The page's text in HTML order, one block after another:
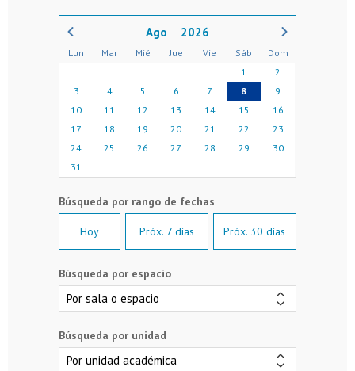
2026
Lun Mar Mié Jue Vie Sáb
Dom
1
2
3
4 5 6 7 8
9
10
11 12 13 14 15
16
17
18 19 20 21 22
23
24
25 26 27 28 29
30
31
Hoy Próx. 7 días Próx. 30 días
Búsqueda por espacio
Búsqueda por unidad